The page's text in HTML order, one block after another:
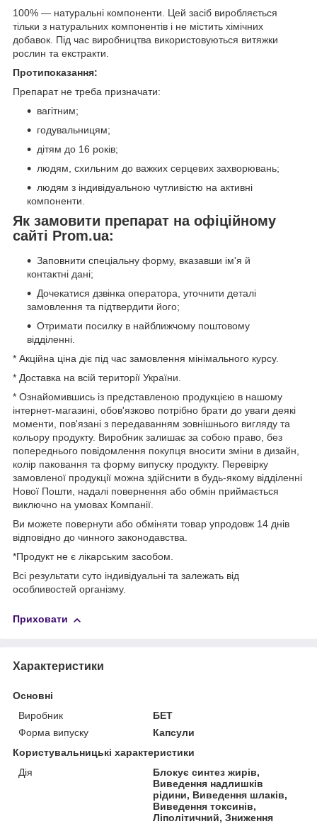
100% — натуральні компоненти. Цей засіб виробляється
тільки з натуральних компонентів і не містить хімічних
добавок. Під час виробництва використовуються витяжки
рослин та екстракти.
Протипоказання:
Препарат не треба призначати:
вагітним;
годувальницям;
дітям до 16 років;
людям, схильним до важких серцевих захворювань;
людям з індивідуальною чутливістю на активні
компоненти.
Як замовити препарат на офіційному
сайті Prom.ua:
Заповнити спеціальну форму, вказавши ім'я й
контактні дані;
Дочекатися дзвінка оператора, уточнити деталі
замовлення та підтвердити його;
Отримати посилку в найближчому поштовому
відділенні.
* Акційна ціна діє під час замовлення мінімального курсу.
* Доставка на всій території України.
* Ознайомившись із представленою продукцією в нашому
інтернет-магазині, обов'язково потрібно брати до уваги деякі
моменти, пов'язані з передаванням зовнішнього вигляду та
кольору продукту. Виробник залишає за собою право, без
попереднього повідомлення покупця вносити зміни в дизайн,
колір паковання та форму випуску продукту. Перевірку
замовленої продукції можна здійснити в будь-якому відділенні
Нової Пошти, надалі повернення або обмін приймається
виключно на умовах Компанії.
Ви можете повернути або обміняти товар упродовж 14 днів
відповідно до чинного законодавства.
*Продукт не є лікарським засобом.
Всі результати суто індивідуальні та залежать від
особливостей організму.
Приховати
Характеристики
Основні
Виробник
БЕТ
Форма випуску
Капсули
Користувальницькі характеристики
Дія
Блокує синтез жирів,
Виведення надлишків
рідини, Виведення шлаків,
Виведення токсинів,
Ліполітичний, Зниження